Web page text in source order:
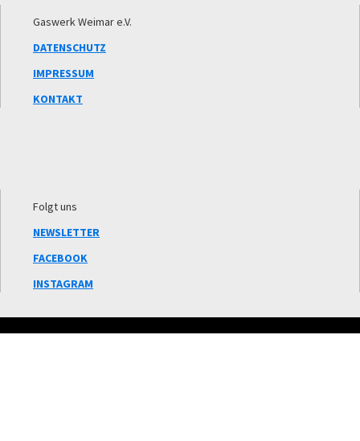
FooterGaswerk Weimar e.V.
DATENSCHUTZ
IMPRESSUM
KONTAKT
Folgt uns
NEWSLETTER
FACEBOOK
INSTAGRAM